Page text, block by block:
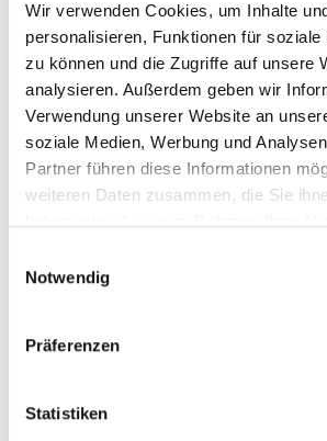
Wir verwenden Cookies, um Inhalte
personalisieren, Funktionen für soziale
zu können und die Zugriffe auf unsere
analysieren. Außerdem geben wir
Verwendung unserer Website an
soziale Medien, Werbung und
Partner führen diese Informationen
weiteren Daten zusammen, die Sie
Notwendig
Präferenzen
Statistiken
Anlage (1737 – 1747) wurde von
Schlaun errichtet. Bauherr war
Als Jagdstern in der Mode seiner
ist das Schloss heute der einzig
Jagdstern: Acht Lindenalleen
Mittelpunkt der Anlage, dem
Ausstellungen u.a. zum
barocken Jagd und zur
in das Leben und Arbeiten vor
Sonderausstellungen spannen